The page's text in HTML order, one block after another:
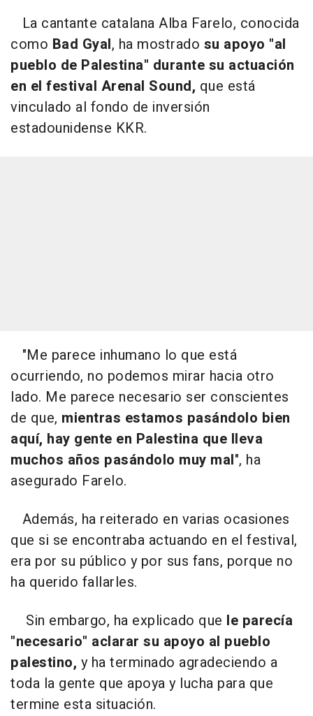
La cantante catalana Alba Farelo, conocida
como Bad Gyal, ha mostrado su apoyo "al
pueblo de Palestina" durante su actuación
en el festival Arenal Sound, que está
vinculado al fondo de inversión
estadounidense KKR.
"Me parece inhumano lo que está
ocurriendo, no podemos mirar hacia otro
lado. Me parece necesario ser conscientes
de que, mientras estamos pasándolo bien
aquí, hay gente en Palestina que lleva
muchos años pasándolo muy mal", ha
asegurado Farelo.
Además, ha reiterado en varias ocasiones
que si se encontraba actuando en el festival,
era por su público y por sus fans, porque no
ha querido fallarles.
Sin embargo, ha explicado que le parecía
"necesario" aclarar su apoyo al pueblo
palestino, y ha terminado agradeciendo a
toda la gente que apoya y lucha para que
termine esta situación.